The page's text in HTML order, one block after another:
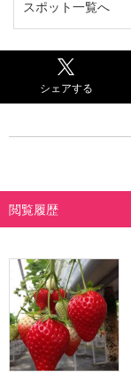
スポット一覧へ
シェアする
閲覧履歴